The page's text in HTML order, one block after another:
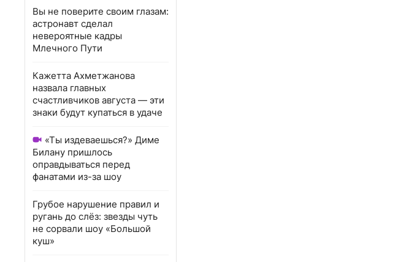
Вы не поверите своим глазам:
астронавт сделал
невероятные кадры
Млечного Пути
Кажетта Ахметжанова
назвала главных
счастливчиков августа — эти
знаки будут купаться в удаче
«Ты издеваешься?» Диме
Билану пришлось
оправдываться перед
фанатами из-за шоу
Грубое нарушение правил и
ругань до слёз: звезды чуть
не сорвали шоу «Большой
куш»